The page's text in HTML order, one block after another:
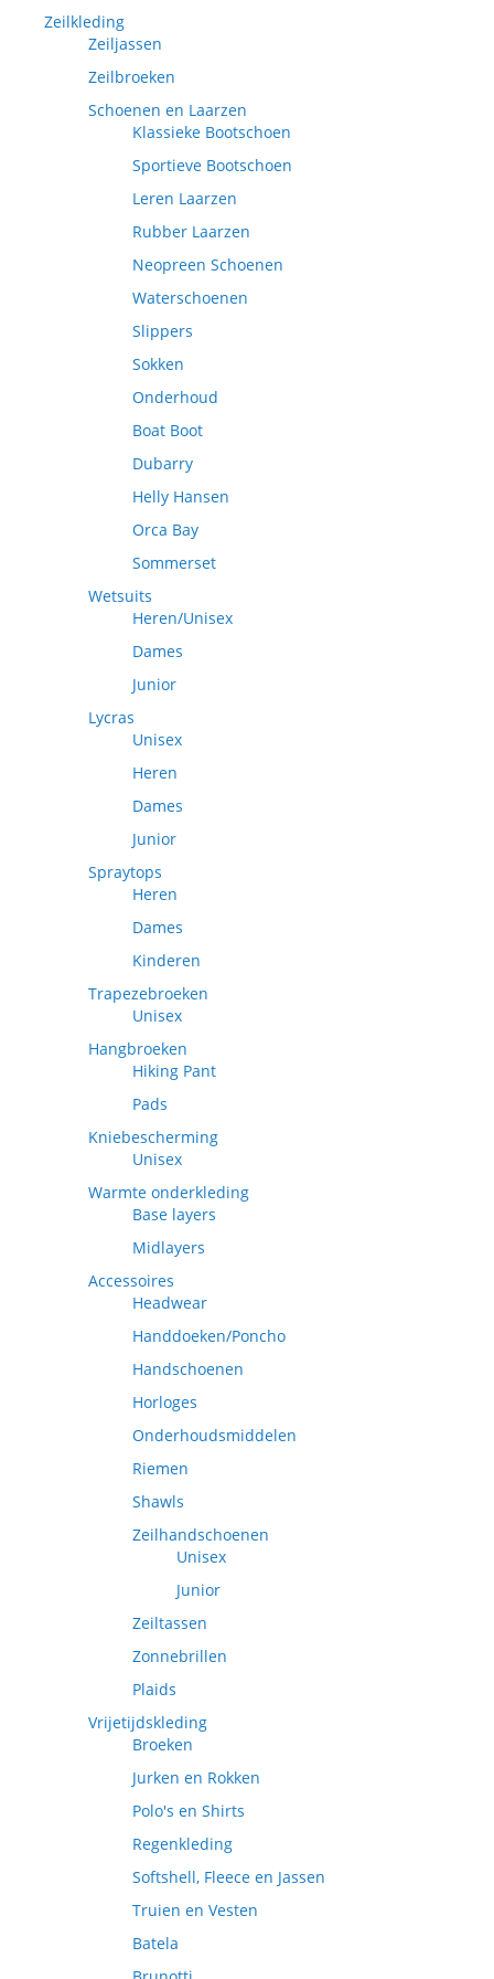
Zeilkleding
Zeiljassen
Zeilbroeken
Schoenen en Laarzen
Klassieke Bootschoen
Sportieve Bootschoen
Leren Laarzen
Rubber Laarzen
Neopreen Schoenen
Waterschoenen
Slippers
Sokken
Onderhoud
Boat Boot
Dubarry
Helly Hansen
Orca Bay
Sommerset
Wetsuits
Heren/Unisex
Dames
Junior
Lycras
Unisex
Heren
Dames
Junior
Spraytops
Heren
Dames
Kinderen
Trapezebroeken
Unisex
Hangbroeken
Hiking Pant
Pads
Kniebescherming
Unisex
Warmte onderkleding
Base layers
Midlayers
Accessoires
Headwear
Handdoeken/Poncho
Handschoenen
Horloges
Onderhoudsmiddelen
Riemen
Shawls
Zeilhandschoenen
Unisex
Junior
Zeiltassen
Zonnebrillen
Plaids
Vrijetijdskleding
Broeken
Jurken en Rokken
Polo's en Shirts
Regenkleding
Softshell, Fleece en Jassen
Truien en Vesten
Batela